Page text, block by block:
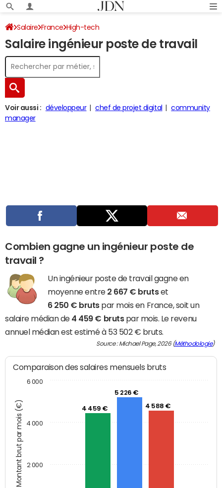
Salaire France High-tech
Salaire ingénieur poste de travail
Voir aussi : développeur chef de projet digital
community
manager
Combien gagne un ingénieur poste de
travail ?
Un ingénieur poste de travail gagne en
moyenne entre 2 667 € brutset
6 250 € brutspar mois en France, soit un
salaire médian de 4 459 € brutspar mois. Le revenu
annuel médian est estimé à 53 502 € bruts.
Source : Michael Page, 2026 (Méthodologie)
Montant brut par mois (€)
Comparaison des salaires mensuels bruts
4 459 €
5 226 €
4 588 €
2 000
4 000
6 000